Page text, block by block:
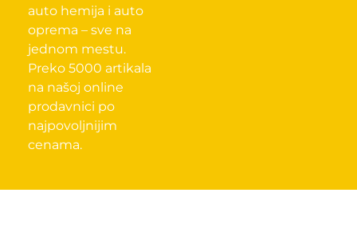
auto hemija i auto
oprema – sve na
jednom mestu.
Preko 5000 artikala
na našoj online
prodavnici po
najpovoljnijim
cenama.